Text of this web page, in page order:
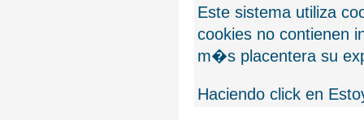
Este sistema utiliza
cookies no contienen
m�s placentera su
Haciendo click en